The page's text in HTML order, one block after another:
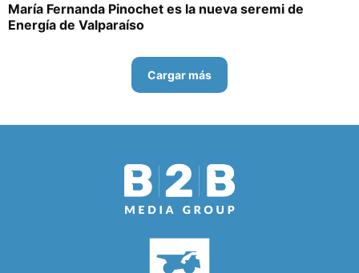
María Fernanda Pinochet es la nueva seremi de
Energía de Valparaíso
Cargar más